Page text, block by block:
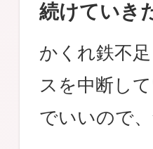
続けていき
かくれ鉄不
スを中断し
でいいので